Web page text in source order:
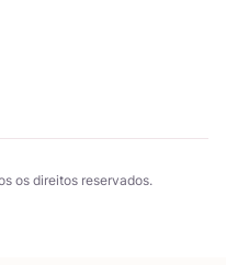
os direitos reservados.